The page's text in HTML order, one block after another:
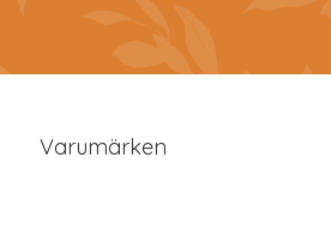
Varumärken